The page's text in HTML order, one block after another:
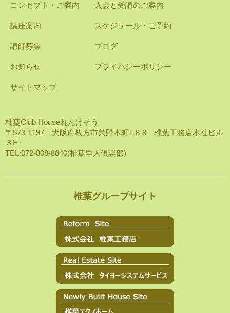
コンセプト・ご案内 入会と受講のご案内
講座案内 スケジュール・ご予約
講師募集 ブログ
お知らせ プライバシーポリシー
サイトマップ
椎葉Club Houseれんげそう
〒573-1197 大阪府枚方市禁野本町1-8-8 椎葉工務店本社ビル
３F
TEL:072-808-8840(椎葉里人倶楽部)
椎葉グループサイト